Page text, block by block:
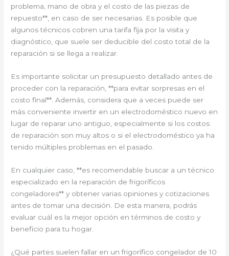
problema, mano de obra y el costo de las piezas de
repuesto**, en caso de ser necesarias. Es posible que
algunos técnicos cobren una tarifa fija por la visita y
diagnóstico, que suele ser deducible del costo total de la
reparación si se llega a realizar.
Es importante solicitar un presupuesto detallado antes de
proceder con la reparación, **para evitar sorpresas en el
costo final**. Además, considera que a veces puede ser
más conveniente invertir en un electrodoméstico nuevo en
lugar de reparar uno antiguo, especialmente si los costos
de reparación son muy altos o si el electrodoméstico ya ha
tenido múltiples problemas en el pasado.
En cualquier caso, **es recomendable buscar a un técnico
especializado en la reparación de frigoríficos
congeladores** y obtener varias opiniones y cotizaciones
antes de tomar una decisión. De esta manera, podrás
evaluar cuál es la mejor opción en términos de costo y
beneficio para tu hogar.
¿Qué partes suelen fallar en un frigorífico congelador de 10